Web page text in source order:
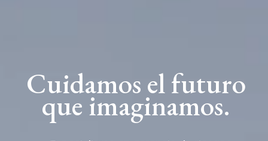
Cuidamos el futuro
que imaginamos.